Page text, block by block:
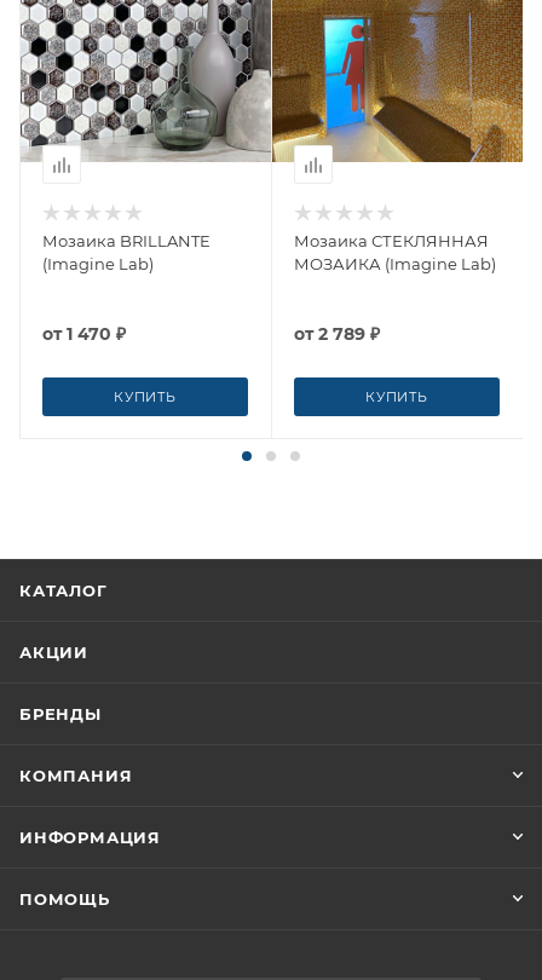
Мозаика BRILLANTE
(Imagine Lab)
от1 470 ₽
КУПИТЬ
Мозаика СТЕКЛЯННАЯ
МОЗАИКА (Imagine Lab)
от2 789 ₽
КУПИТЬ
КАТАЛОГ
АКЦИИ
БРЕНДЫ
КОМПАНИЯ
ИНФОРМАЦИЯ
ПОМОЩЬ